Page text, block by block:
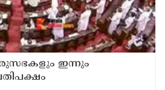
ഇന്നും